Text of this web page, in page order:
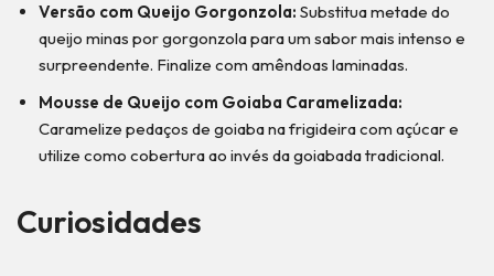
Versão com Queijo Gorgonzola: Substitua metade do
queijo minas por gorgonzola para um sabor mais intenso e
surpreendente. Finalize com amêndoas laminadas.
Mousse de Queijo com Goiaba Caramelizada:
Caramelize pedaços de goiaba na frigideira com açúcar e
utilize como cobertura ao invés da goiabada tradicional.
Curiosidades